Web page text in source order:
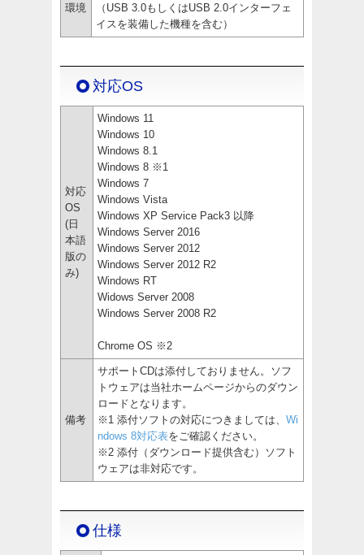
環境
（USB 3.0もしくはUSB 2.0インターフェ
イスを装備した機種を含む）
対応OS
対応
OS
(日
本語
版の
み)
Windows 11
Windows 10
Windows 8.1
Windows 8 ※1
Windows 7
Windows Vista
Windows XP Service Pack3 以降
Windows Server 2016
Windows Server 2012
Windows Server 2012 R2
Windows RT
Widows Server 2008
Windows Server 2008 R2
Chrome OS ※2
備考
サポートCDは添付しておりません。ソフ
トウェアは当社ホームページからのダウン
ロードとなります。
※1 添付ソフトの対応につきましては、 Wi
ndows 8対応表をご確認ください。
※2 添付（ダウンロード提供含む）ソフト
ウェアは非対応です。
仕様